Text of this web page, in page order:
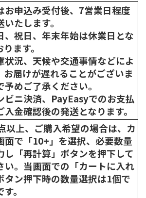
お申込み受付後、7営業日程度
いたします。
祝日、年末年始は休業日とな
ます。
況、天候や交通事情などによ
お届けが遅れることがございま
予めご了承ください。
ニ決済、PayEasyでのお支払
入金確認後の発送となります。
以上、ご購入希望の場合は、カ
面で「10+」を選択、必要数量
し「再計算」ボタンを押下して
い。当画面での「カートに入れ
タン押下時の数量選択は1個で
。